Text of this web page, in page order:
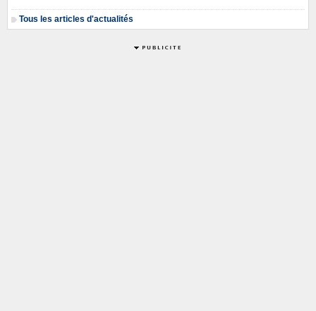
Tous les articles d'actualités